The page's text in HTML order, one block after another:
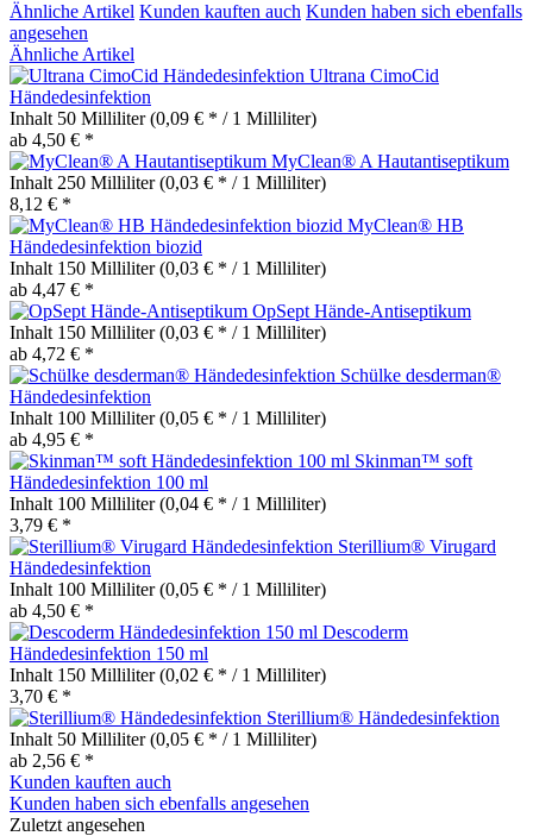
Ähnliche Artikel Kunden kauften auch Kunden haben sich ebenfalls
angesehen
Ähnliche Artikel
Ultrana CimoCid
Händedesinfektion
Inhalt 50 Milliliter(0,09 € * / 1 Milliliter)
ab 4,50 € *
MyClean® A Hautantiseptikum
Inhalt 250 Milliliter(0,03 € * / 1 Milliliter)
8,12 € *
MyClean® HB
Händedesinfektion biozid
Inhalt 150 Milliliter(0,03 € * / 1 Milliliter)
ab 4,47 € *
OpSept Hände-Antiseptikum
Inhalt 150 Milliliter(0,03 € * / 1 Milliliter)
ab 4,72 € *
Schülke desderman®
Händedesinfektion
Inhalt 100 Milliliter(0,05 € * / 1 Milliliter)
ab 4,95 € *
Skinman™ soft
Händedesinfektion 100 ml
Inhalt 100 Milliliter(0,04 € * / 1 Milliliter)
3,79 € *
Sterillium® Virugard
Händedesinfektion
Inhalt 100 Milliliter(0,05 € * / 1 Milliliter)
ab 4,50 € *
Descoderm
Händedesinfektion 150 ml
Inhalt 150 Milliliter(0,02 € * / 1 Milliliter)
3,70 € *
Sterillium® Händedesinfektion
Inhalt 50 Milliliter(0,05 € * / 1 Milliliter)
ab 2,56 € *
Kunden kauften auch
Kunden haben sich ebenfalls angesehen
Zuletzt angesehen